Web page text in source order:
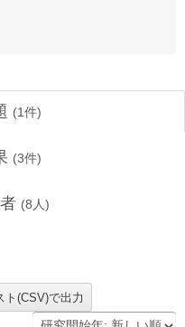
(1件)
(3件)
(8 人)